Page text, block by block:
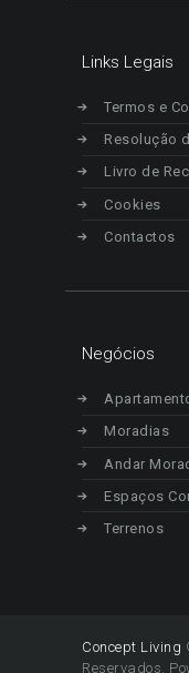
Links Legais
Termos e
Resolução
Livro de
Cookies
Contactos
Negócios
Moradias
Andar
Espaços
Terrenos
Concept Living
Reservados.